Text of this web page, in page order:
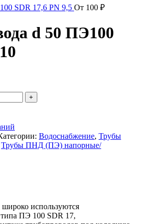
SDR 17,6 PN 9,5 От 100 ₽
d 50 ПЭ100
Водоснабжение, Трубы
Трубы ПНД (ПЭ) напорные/
используются
ПЭ 100 SDR 17,